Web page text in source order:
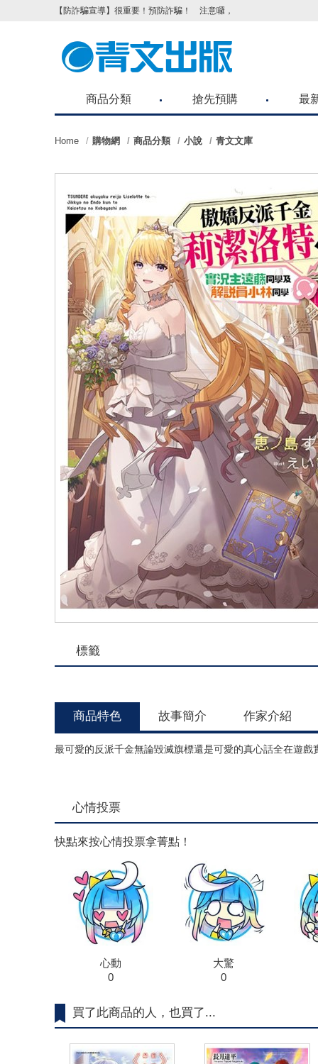
【防詐騙宣導】很重要！預防詐騙！ 注意囉，不要被騙了！請各位
商品分類 搶先預購 最
Home 購物網 商品分類 小說 青文文庫
標籤
商品特色 故事簡介 作家介紹
最可愛的反派千金無論毀滅旗標還是可愛的真心話全在遊
心情投票
快點來按心情投票拿菁點！
心動
0
大驚
0
買了此商品的人，也買了...